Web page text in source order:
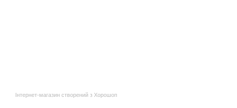
Інтернет-магазин створений з Хорошоп